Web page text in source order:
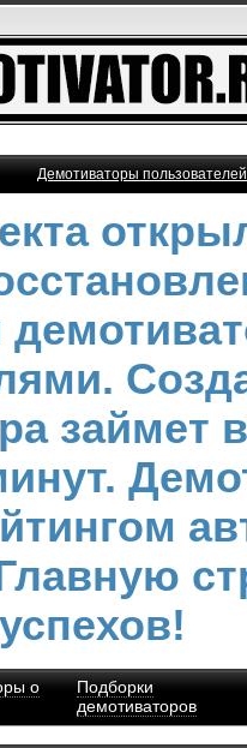
Демотиваторы
займет
о
Подборки
демотиваторов